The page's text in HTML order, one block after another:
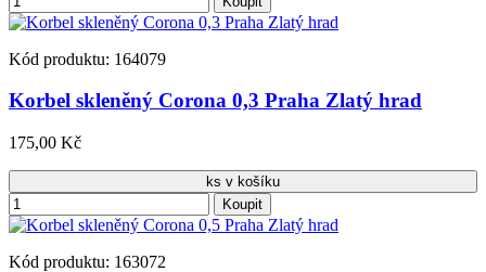
Kód produktu: 164079
Korbel skleněný Corona 0,3 Praha Zlatý hrad
175,00 Kč
ks v košíku
Koupit
Kód produktu: 163072